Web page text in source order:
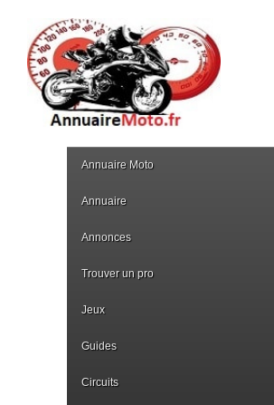
Annuaire Moto
Annuaire
Annonces
Trouver un pro
Jeux
Guides
Circuits